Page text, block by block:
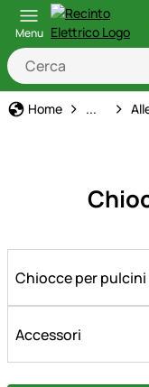
Menu
Home Forniture
...
Chiocce per pulcini
Accessori